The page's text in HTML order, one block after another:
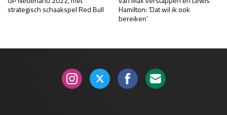
strategisch schaakspel Red Bull
Hamilton: ‘Dat wil ik ook
bereiken’